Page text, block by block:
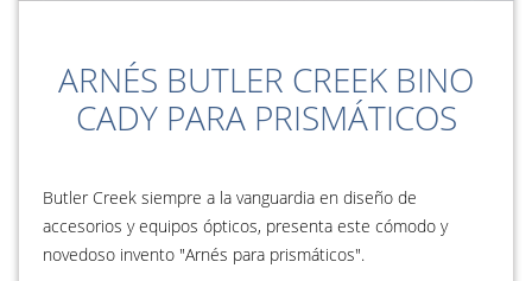
ARNÉS BUTLER CREEK BINO
CADY PARA PRISMÁTICOS
Butler Creek siempre a la vanguardia en diseño de
accesorios y equipos ópticos, presenta este cómodo y
novedoso invento "Arnés para prismáticos".